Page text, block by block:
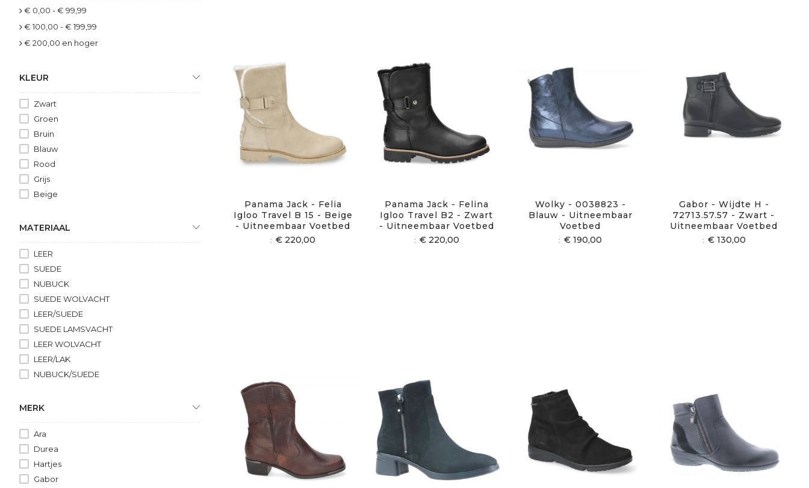
Panama Jack - Felia
Igloo Travel B 15 - Beige
- Uitneembaar Voetbed
€ 220,00
Panama Jack - Felina
Igloo Travel B2 - Zwart
- Uitneembaar Voetbed
€ 220,00
Wolky - 0038823 -
Blauw - Uitneembaar
Voetbed
€ 190,00
Gabor - Wijdte H -
72713.57.57 - Zwart -
Uitneembaar Voetbed
€ 130,00
€ 0,00 -€ 99,99
€ 100,00 -€ 199,99
€ 200,00 en hoger
KLEUR
Zwart
Groen
Bruin
Blauw
Rood
Grijs
Beige
MATERIAAL
LEER
SUEDE
NUBUCK
SUEDE WOLVACHT
LEER/SUEDE
SUEDE LAMSVACHT
LEER WOLVACHT
LEER/LAK
NUBUCK/SUEDE
MERK
Ara
Durea
Hartjes
Gabor